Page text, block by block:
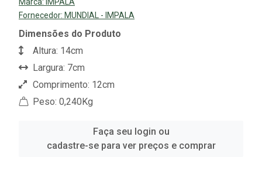
Marca: IMPALA
Fornecedor: MUNDIAL - IMPALA
Dimensões do Produto
Altura: 14cm
Largura: 7cm
Comprimento: 12cm
Peso: 0,240Kg
Faça seu login ou
cadastre-se para ver preços e comprar